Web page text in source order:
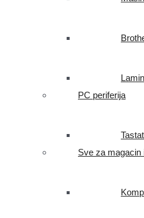
PC periferija
Sve za magacin